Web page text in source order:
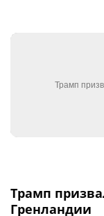
Трамп
Гренландии